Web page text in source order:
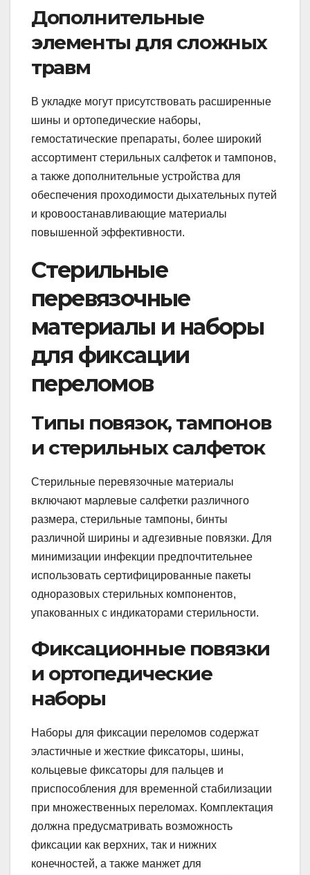
Дополнительные
элементы для сложных
травм
В укладке могут присутствовать расширенные
шины и ортопедические наборы,
гемостатические препараты, более широкий
ассортимент стерильных салфеток и тампонов,
а также дополнительные устройства для
обеспечения проходимости дыхательных путей
и кровоостанавливающие материалы
повышенной эффективности.
Стерильные
перевязочные
материалы и наборы
для фиксации
переломов
Типы повязок, тампонов
и стерильных салфеток
Стерильные перевязочные материалы
включают марлевые салфетки различного
размера, стерильные тампоны, бинты
различной ширины и адгезивные повязки. Для
минимизации инфекции предпочтительнее
использовать сертифицированные пакеты
одноразовых стерильных компонентов,
упакованных с индикаторами стерильности.
Фиксационные повязки
и ортопедические
наборы
Наборы для фиксации переломов содержат
эластичные и жесткие фиксаторы, шины,
кольцевые фиксаторы для пальцев и
приспособления для временной стабилизации
при множественных переломах. Комплектация
должна предусматривать возможность
фиксации как верхних, так и нижних
конечностей, а также манжет для